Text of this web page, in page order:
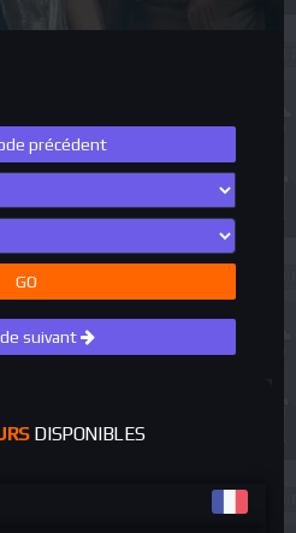
précédent
GO
suivant
DISPONIBLES